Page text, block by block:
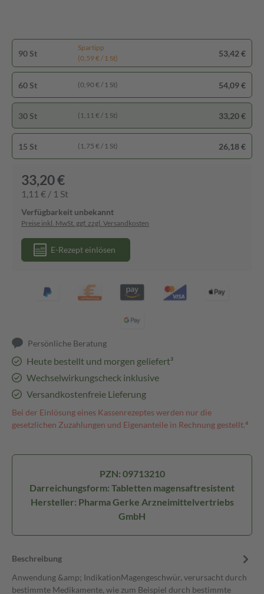
90 St
Spartipp
(0,59 € / 1 St)
53,42 €
60 St (0,90 € / 1 St) 54,09 €
30 St (1,11 € / 1 St) 33,20 €
15 St (1,75 € / 1 St) 26,18 €
33,20 €
1,11 € / 1 St
Verfügbarkeit unbekannt
Preise inkl. MwSt. ggf. zzgl. Versandkosten
E-Rezept einlösen
Persönliche Beratung
Heute bestellt und morgen geliefert³
Wechselwirkungscheck inklusive
Versandkostenfreie Lieferung
Bei der Einlösung eines Kassenrezeptes werden nur die
gesetzlichen Zuzahlungen und Eigenanteile in Rechnung gestellt.⁴
PZN: 09713210
Darreichungsform: Tabletten magensaftresistent
Hersteller: Pharma Gerke Arzneimittelvertriebs
GmbH
Beschreibung
Anwendung &amp; IndikationMagengeschwür, verursacht durch
bestimmte Medikamente, wie zum Beispiel durch bestimmte